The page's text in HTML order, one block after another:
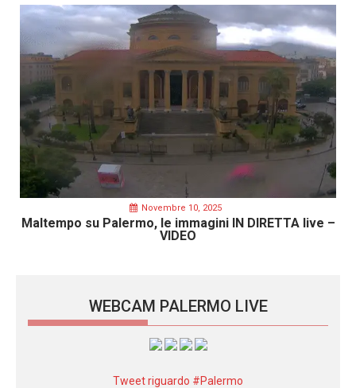
Novembre 10, 2025
Maltempo su Palermo, le immagini IN DIRETTA live –
VIDEO
WEBCAM PALERMO LIVE
Tweet riguardo #Palermo